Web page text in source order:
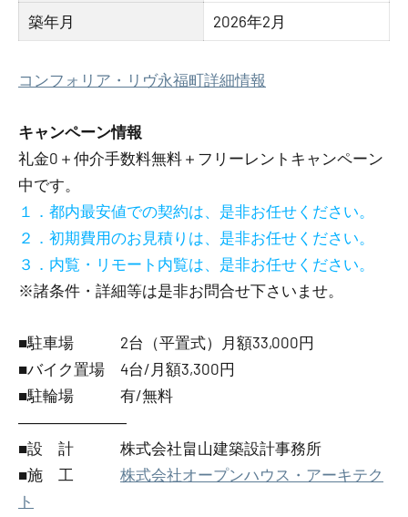
築年月 2026年2月
コンフォリア・リヴ永福町詳細情報
キャンペーン情報
礼金0 ＋ 仲介手数料無料 ＋ フリーレント キャンペーン
中です。
１．都内最安値での契約は、是非お任せください。
２．初期費用のお見積りは、是非お任せください。
３．内覧・リモート内覧は、是非お任せください。
※諸条件・詳細等は是非お問合せ下さいませ。
■駐車場 2台（平置式）月額33,000円
■バイク置場 4台/月額3,300円
■駐輪場 有/無料
―――――――
■設 計 株式会社畠山建築設計事務所
■施 工 株式会社オープンハウス・アーキテク
ト